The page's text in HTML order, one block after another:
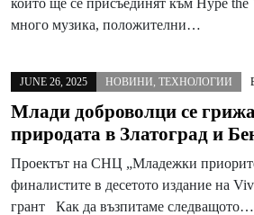
много музика, положителни…
JUNE 26, 2025 НОВИНИ ТЕХНОЛОГИИ
Млади доброволци се
природата в Златоград и
Проектът на СНЦ „Младежки
финалистите в десетото издание на
грант Как да възпитаме следващото…